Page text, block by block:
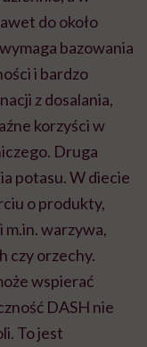
do około
bazowania
i bardzo
z dosalania,
korzyści w
Druga
potasu. W diecie
o produkty,
m.in. warzywa,
czy orzechy.
wspierać
DASH nie
To jest